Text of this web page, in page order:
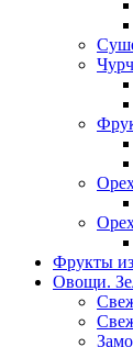
Фрукты
Овощи.